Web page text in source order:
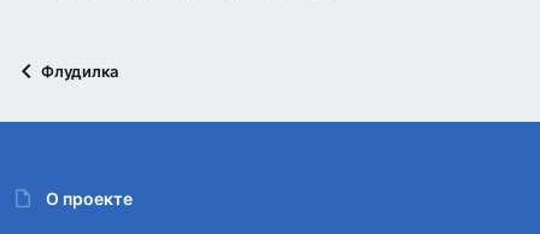
Флудилка
О проекте